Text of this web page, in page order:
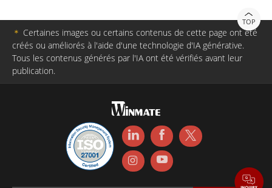
TOP
＊ Certaines images ou certains contenus de cette page ont été
créés ou améliorés à l'aide d'une technologie d'IA générative.
Tous les contenus générés par l'IA ont été vérifiés avant leur
publication.